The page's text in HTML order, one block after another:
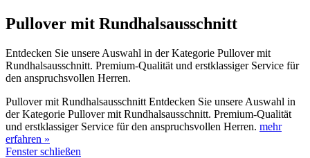
Pullover mit Rundhalsausschnitt
Entdecken Sie unsere Auswahl in der Kategorie Pullover mit
Rundhalsausschnitt. Premium-Qualität und erstklassiger Service für
den anspruchsvollen Herren.
Pullover mit Rundhalsausschnitt Entdecken Sie unsere Auswahl in
der Kategorie Pullover mit Rundhalsausschnitt. Premium-Qualität
und erstklassiger Service für den anspruchsvollen Herren. mehr
erfahren »
Fenster schließen